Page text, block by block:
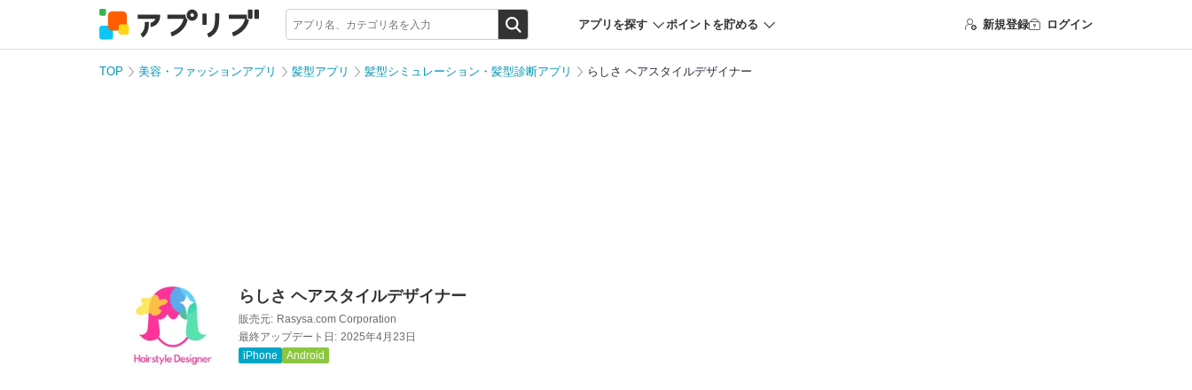
アプリを探す ポイントを貯める 新規登録 ログイン
TOP 美容・ファッションアプリ 髪型アプリ 髪型シミュレーション・髪型診断アプリ らしさ ヘアスタイルデザイナー
らしさ ヘアスタイルデザイナー
販売元: Rasysa.com Corporation
最終アップデート日: 2025年4月23日
iPhone
Android